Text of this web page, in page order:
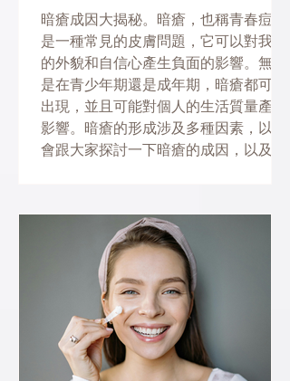
暗瘡成因大揭秘。暗瘡，也稱青春痘。
是一種常見的皮膚問題，它可以對我們
的外貌和自信心產生負面的影響。無論
是在青少年期還是成年期，暗瘡都可能
出現，並且可能對個人的生活質量產生
影響。暗瘡的形成涉及多種因素，以下
會跟大家探討一下暗瘡的成因，以及解